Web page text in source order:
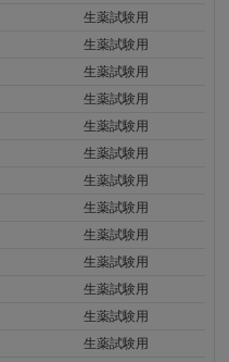
生薬試験用
生薬試験用
生薬試験用
生薬試験用
生薬試験用
生薬試験用
生薬試験用
生薬試験用
生薬試験用
生薬試験用
生薬試験用
生薬試験用
生薬試験用